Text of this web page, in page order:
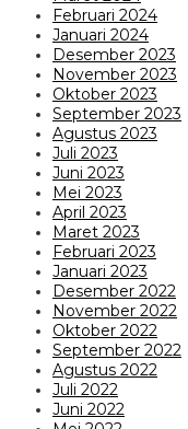
Februari 2024
Januari 2024
Desember 2023
November 2023
Oktober 2023
September 2023
Agustus 2023
Juli 2023
Juni 2023
Mei 2023
April 2023
Maret 2023
Februari 2023
Januari 2023
Desember 2022
November 2022
Oktober 2022
September 2022
Agustus 2022
Juli 2022
Juni 2022